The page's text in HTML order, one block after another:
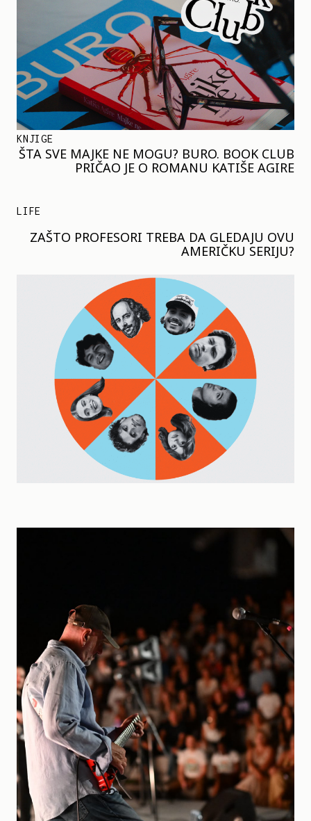
KNJIGE
ŠTA SVE MAJKE NE MOGU? BURO. BOOK CLUB
PRIČAO JE O ROMANU KATIŠE AGIRE
LIFE
ZAŠTO PROFESORI TREBA DA GLEDAJU OVU
AMERIČKU SERIJU?